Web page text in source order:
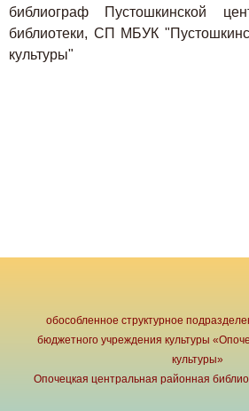
библиограф Пустошкинской
библиотеки, СП МБУК
культуры"
обособленное структурное
бюджетного учреждения культуры
культуры»
Опочецкая центральная районная